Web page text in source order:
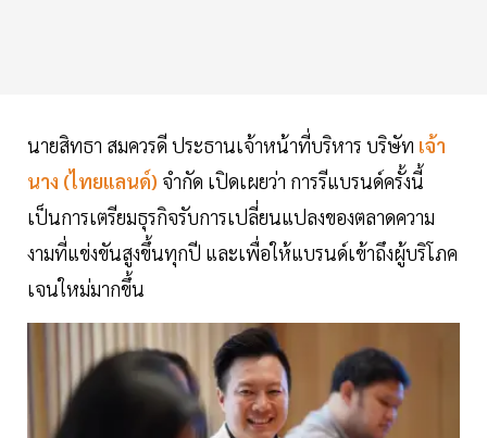
นายสิทธา สมควรดี ประธานเจ้าหน้าที่บริหาร บริษัท เจ้า
นาง (ไทยแลนด์) จำกัด เปิดเผยว่า การรีแบรนด์ครั้งนี้
เป็นการเตรียมธุรกิจรับการเปลี่ยนแปลงของตลาดความ
งามที่แข่งขันสูงขึ้นทุกปี และเพื่อให้แบรนด์เข้าถึงผู้บริโภค
เจนใหม่มากขึ้น